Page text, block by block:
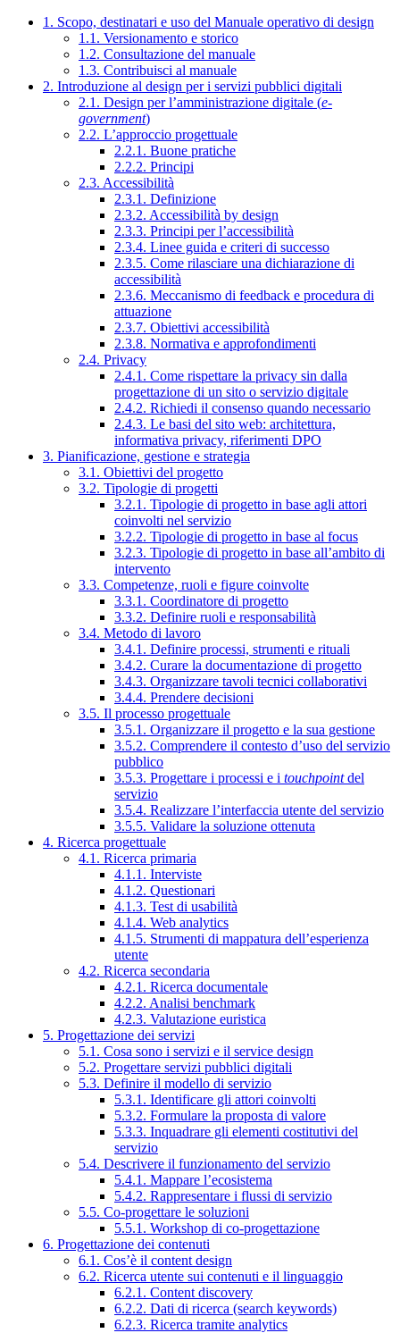
1. Scopo, destinatari e uso del Manuale operativo di design
1.1. Versionamento e storico
1.2. Consultazione del manuale
1.3. Contribuisci al manuale
2. Introduzione al design per i servizi pubblici digitali
2.1. Design per l’amministrazione digitale (e-
government)
2.2. L’approccio progettuale
2.2.1. Buone pratiche
2.2.2. Principi
2.3. Accessibilità
2.3.1. Definizione
2.3.2. Accessibilità by design
2.3.3. Principi per l’accessibilità
2.3.4. Linee guida e criteri di successo
2.3.5. Come rilasciare una dichiarazione di
accessibilità
2.3.6. Meccanismo di feedback e procedura di
attuazione
2.3.7. Obiettivi accessibilità
2.3.8. Normativa e approfondimenti
2.4. Privacy
2.4.1. Come rispettare la privacy sin dalla
progettazione di un sito o servizio digitale
2.4.2. Richiedi il consenso quando necessario
2.4.3. Le basi del sito web: architettura,
informativa privacy, riferimenti DPO
3. Pianificazione, gestione e strategia
3.1. Obiettivi del progetto
3.2. Tipologie di progetti
3.2.1. Tipologie di progetto in base agli attori
coinvolti nel servizio
3.2.2. Tipologie di progetto in base al focus
3.2.3. Tipologie di progetto in base all’ambito di
intervento
3.3. Competenze, ruoli e figure coinvolte
3.3.1. Coordinatore di progetto
3.3.2. Definire ruoli e responsabilità
3.4. Metodo di lavoro
3.4.1. Definire processi, strumenti e rituali
3.4.2. Curare la documentazione di progetto
3.4.3. Organizzare tavoli tecnici collaborativi
3.4.4. Prendere decisioni
3.5. Il processo progettuale
3.5.1. Organizzare il progetto e la sua gestione
3.5.2. Comprendere il contesto d’uso del servizio
pubblico
3.5.3. Progettare i processi e i touchpointdel
servizio
3.5.4. Realizzare l’interfaccia utente del servizio
3.5.5. Validare la soluzione ottenuta
4. Ricerca progettuale
4.1. Ricerca primaria
4.1.1. Interviste
4.1.2. Questionari
4.1.3. Test di usabilità
4.1.4. Web analytics
4.1.5. Strumenti di mappatura dell’esperienza
utente
4.2. Ricerca secondaria
4.2.1. Ricerca documentale
4.2.2. Analisi benchmark
4.2.3. Valutazione euristica
5. Progettazione dei servizi
5.1. Cosa sono i servizi e il service design
5.2. Progettare servizi pubblici digitali
5.3. Definire il modello di servizio
5.3.1. Identificare gli attori coinvolti
5.3.2. Formulare la proposta di valore
5.3.3. Inquadrare gli elementi costitutivi del
servizio
5.4. Descrivere il funzionamento del servizio
5.4.1. Mappare l’ecosistema
5.4.2. Rappresentare i flussi di servizio
5.5. Co-progettare le soluzioni
5.5.1. Workshop di co-progettazione
6. Progettazione dei contenuti
6.1. Cos’è il content design
6.2. Ricerca utente sui contenuti e il linguaggio
6.2.1. Content discovery
6.2.2. Dati di ricerca (search keywords)
6.2.3. Ricerca tramite analytics